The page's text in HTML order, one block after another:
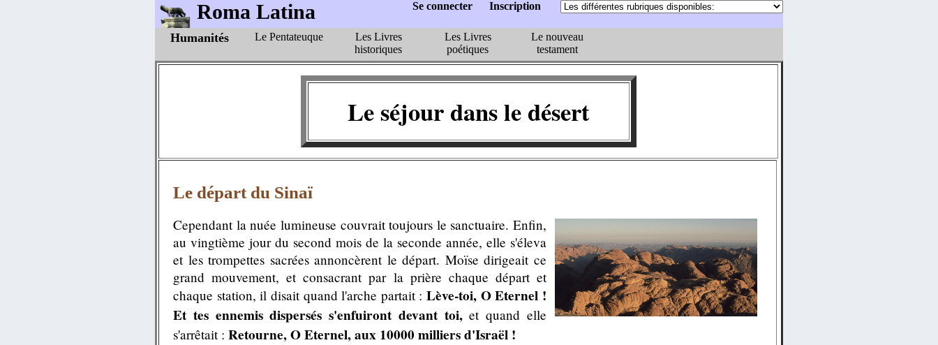
Roma Latina Se connecter Inscription
Humanités Le Pentateuque
Les Livres
historiques
Les Livres
poétiques
Le nouveau
testament
Le séjour dans le désert
Le départ du Sinaï
Cependant la nuée lumineuse couvrait toujours le sanctuaire. Enfin,
au vingtième jour du second mois de la seconde année, elle s'éleva
et les trompettes sacrées annoncèrent le départ. Moïse dirigeait ce
grand mouvement, et consacrant par la prière chaque départ et
chaque station, il disait quand l'arche partait :Lève-toi, O Eternel !
Et tes ennemis dispersés s'enfuiront devant toi,et quand elle
s'arrêtait : Retourne, O Eternel, aux 10000 milliers d'Israël !